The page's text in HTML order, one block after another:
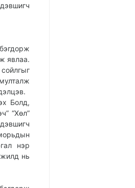
явлаа.
Болд,
“Хөл”
нэр
нь